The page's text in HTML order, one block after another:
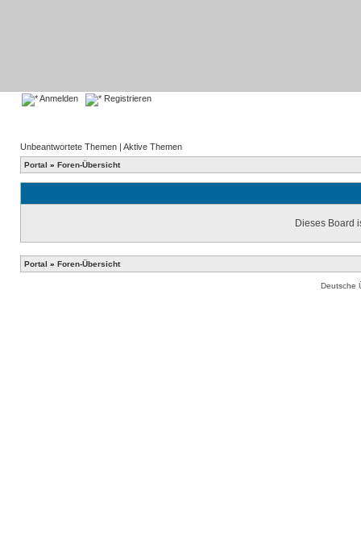
Anmelden Registrieren
Unbeantwortete Themen | Aktive Themen
Portal » Foren-Übersicht
Dieses Board
Portal » Foren-Übersicht
Deutsche